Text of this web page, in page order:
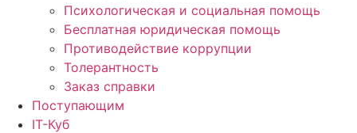
Психологическая и социальная помощь
Бесплатная юридическая помощь
Противодействие коррупции
Толерантность
Заказ справки
Поступающим
IT-Куб